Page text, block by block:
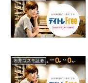
岩井コスモ証券